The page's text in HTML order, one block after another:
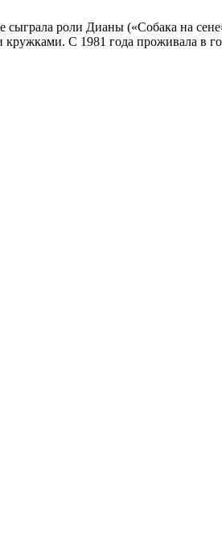
сыграла роли Дианы («Собака на
С 1981 года проживала в